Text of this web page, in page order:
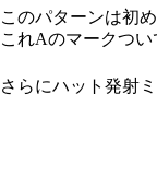
このパターンは初
これAのマークつい
さらにハット発射